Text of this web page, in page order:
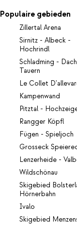
Populaire gebieden
Zillertal Arena
Sirnitz - Albeck -
Hochrindl
Schladming -
Tauern
Le Collet
Kampenwand
Pitztal -
Rangger Köpfl
Fügen - Spieljoch
Grosseck
Lenzerheide -
Wildschönau
Skigebied
Hörnerbahn
Ivalo
Skigebied